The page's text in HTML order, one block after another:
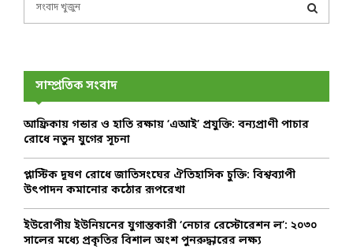
f
r
E
A
সাম্প্রতিক সংবাদ
আফ্রিকায় গন্ডার ও হাতি রক্ষায় ‘এআই’ প্রযুক্তি: বন্যপ্রাণী পাচার
রোধে নতুন যুগের সূচনা
প্লাস্টিক দূষণ রোধে জাতিসংঘের ঐতিহাসিক চুক্তি: বিশ্বব্যাপী
উৎপাদন কমানোর কঠোর রূপরেখা
ইউরোপীয় ইউনিয়নের যুগান্তকারী ‘নেচার রেস্টোরেশন ল’: ২০৩০
সালের মধ্যে প্রকৃতির বিশাল অংশ পুনরুদ্ধারের লক্ষ্য